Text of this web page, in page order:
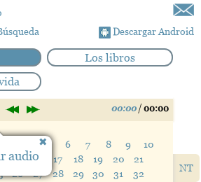
Descargar Android
Los libros
NT
00:00 / 00:00
5 6 7 8 9
10
15 16 17 18 19 20
21
26 27 28 29 30 31
32
audio